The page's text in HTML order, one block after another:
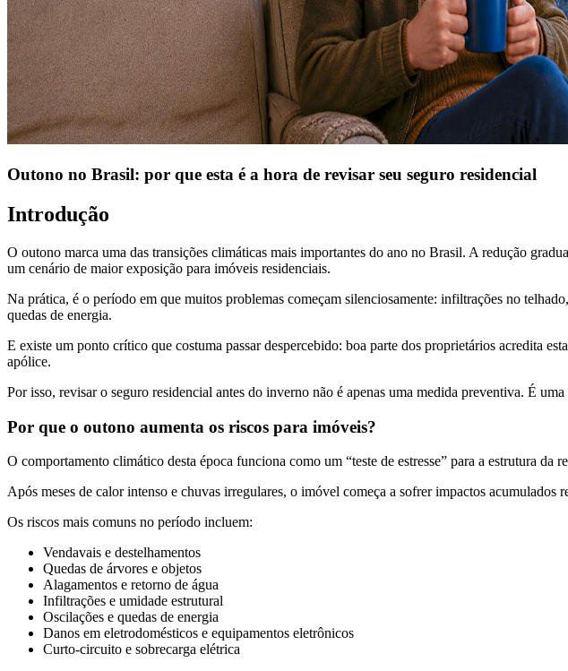
Outono no Brasil: por que esta é a hora de revisar seu seguro residencial
Introdução
O outono marca uma das transições climáticas mais importantes do ano no Brasil. A redução
um cenário de maior exposição para imóveis residenciais.
Na prática, é o período em que muitos problemas começam silenciosamente: infiltrações no
quedas de energia.
E existe um ponto crítico que costuma passar despercebido: boa parte dos proprietários acredita
apólice.
Por isso, revisar o seguro residencial antes do inverno não é apenas uma medida preventiva. É
Por que o outono aumenta os riscos para imóveis?
O comportamento climático desta época funciona como um “teste de estresse” para a estrutura da
Após meses de calor intenso e chuvas irregulares, o imóvel começa a sofrer impactos acumulados
Os riscos mais comuns no período incluem:
Vendavais e destelhamentos
Quedas de árvores e objetos
Alagamentos e retorno de água
Infiltrações e umidade estrutural
Oscilações e quedas de energia
Danos em eletrodomésticos e equipamentos eletrônicos
Curto-circuito e sobrecarga elétrica